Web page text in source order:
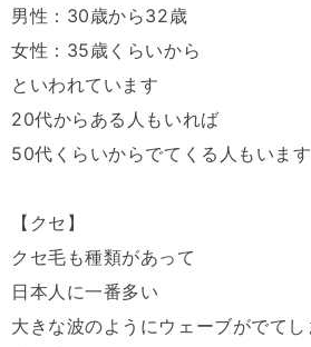
男性：30歳から32歳
女性：35歳くらいから
といわれています
20代からある人もいれば
50代くらいからでてくる人もいます
【クセ】
クセ毛も種類があって
日本人に一番多い
大きな波のようにウェーブがでて